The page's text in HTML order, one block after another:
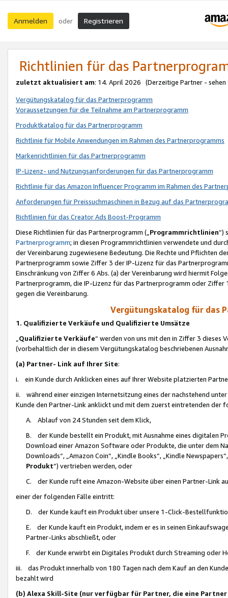
Anmelden oder Registrieren
Richtlinien für das
zuletzt aktualisiert am: 14. April 2026 (Derzeitige Partner - sehen
Vergütungskatalog für das Partnerprogramm
Voraussetzungen für die Teilnahme am Partnerprogramm
Produktkatalog für das Partnerprogramm
Richtlinie für Mobile Anwendungen im Rahmen des Partnerprogramms
Markenrichtlinien für das Partnerprogramm
IP-Lizenz- und Nutzungsanforderungen für das Partnerprogramm
Richtlinie für das Amazon Influencer Programm im Rahmen des
Anforderungen für Preissuchmaschinen in Bezug auf das
Richtlinien für das Creator Ads Boost-Programm
Diese Richtlinien für das Partnerprogramm („Programmrichtlinien“)
Partnerprogramm; in diesen Programmrichtlinien verwendete und
der Vereinbarung zugewiesene Bedeutung. Die Rechte und Pflichten
Partnerprogramm sowie Ziffer 3 der IP-Lizenz für das
Einschränkung von Ziffer 6 Abs. (a) der Vereinbarung wird hiermit
Partnerprogramm, die IP-Lizenz für das Partnerprogramm oder
gegen die Vereinbarung.
Vergütungskatalog für das
1. Qualifizierte Verkäufe und Qualifizierte Umsätze
Qualifizierte Verkäufe“ werden von uns mit den in Ziffer 3
(vorbehaltlich der in diesem Vergütungskatalog beschriebenen
(a) Partner- Link auf Ihrer Site:
i. ein Kunde durch Anklicken eines auf Ihrer Website platzierten
ii. während einer einzigen Internetsitzung eines der nachstehend
Kunde den Partner-Link anklickt und mit dem zuerst eintretenden der
A. Ablauf von 24 Stunden seit dem Klick,
B. der Kunde bestellt ein Produkt, mit Ausnahme eines digitalen
Download einer Amazon Software oder Produkte, die unter dem
Downloads“, „Amazon Coin“, „Kindle Books“, „Kindle
Produkt“) vertrieben werden, oder
C. der Kunde ruft eine Amazon-Website über einen Partner-Link
einer der folgenden Fälle eintritt:
D. der Kunde kauft ein Produkt über unsere 1-Click-
E. der Kunde kauft ein Produkt, indem er es in seinen
Partner-Links abschließt, oder
F. der Kunde erwirbt ein Digitales Produkt durch Streaming oder
iii. das Produkt innerhalb von 180 Tagen nach dem Kauf an den
bezahlt wird
(b) Alexa Skill-Site (nur verfügbar für Partner, die eine